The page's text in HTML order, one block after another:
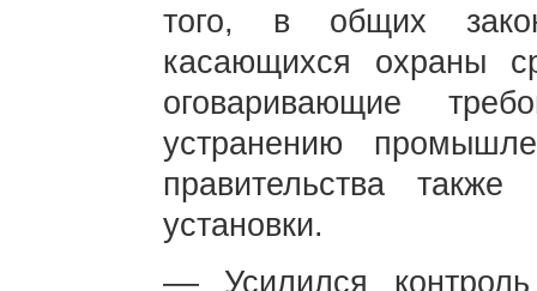
того, в общих
касающихся охраны
оговаривающие
устранению
правительства
установки.
–– Усилился